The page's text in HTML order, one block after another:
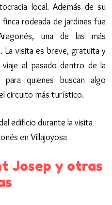
local. Además de su
rodeada de jardines fue
una de las más
La visita es breve, gratuita y
al pasado dentro de la
quienes buscan algo
circuito más turístico.
Josep y otras